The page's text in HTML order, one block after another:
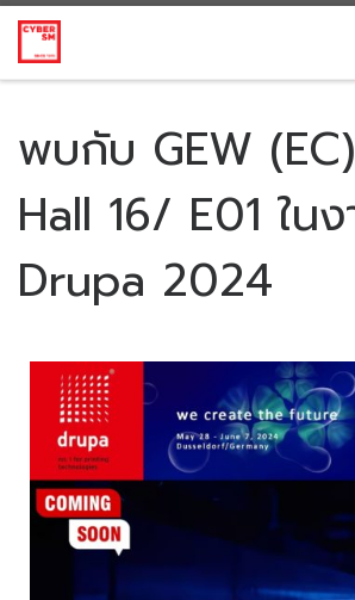
Skip to content
พบกับ GEW
Hall 16/ E01 ในง
Drupa 2024